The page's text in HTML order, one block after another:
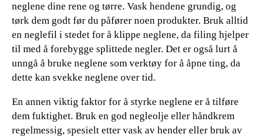
neglene dine rene og tørre. Vask hendene grundig, og
tørk dem godt før du påfører noen produkter. Bruk alltid
en neglefil i stedet for å klippe neglene, da filing hjelper
til med å forebygge splittede negler. Det er også lurt å
unngå å bruke neglene som verktøy for å åpne ting, da
dette kan svekke neglene over tid.
En annen viktig faktor for å styrke neglene er å tilføre
dem fuktighet. Bruk en god negleolje eller håndkrem
regelmessig, spesielt etter vask av hender eller bruk av